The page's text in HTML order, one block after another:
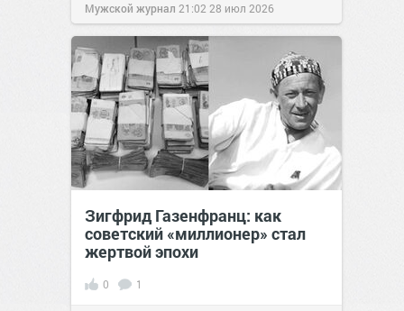
Мужской журнал 21:02 28 июл 2026
Зигфрид Газенфранц: как
советский «миллионер» стал
жертвой эпохи
0 1